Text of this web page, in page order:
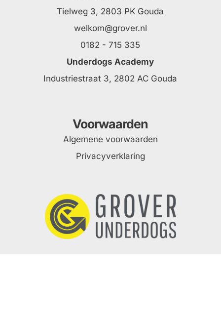
Tielweg 3, 2803 PK Gouda
welkom@grover.nl
0182 - 715 335
Underdogs Academy
Industriestraat 3, 2802 AC Gouda
Voorwaarden
Algemene voorwaarden
Privacyverklaring